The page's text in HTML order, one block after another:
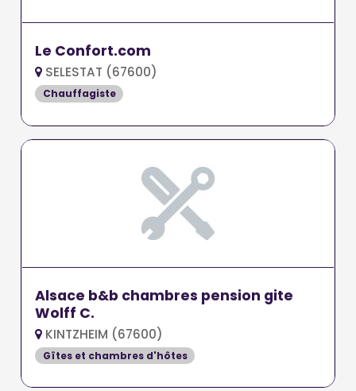
Le Confort.com
SELESTAT (67600)
Chauffagiste
Alsace b&b chambres pension gite
Wolff C.
KINTZHEIM (67600)
Gîtes et chambres d'hôtes